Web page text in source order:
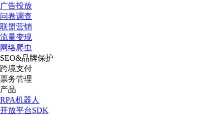
广告投放
问卷调查
联盟营销
流量变现
网络爬虫
SEO&品牌保护
跨境支付
票务管理
产品
RPA机器人
开放平台SDK